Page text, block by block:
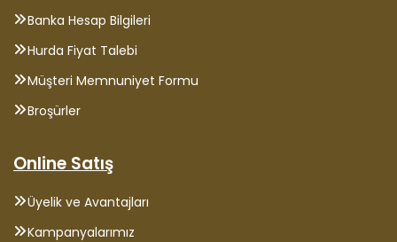
Banka Hesap Bilgileri
Hurda Fiyat Talebi
Müşteri Memnuniyet Formu
Broşürler
Online Satış
Üyelik ve Avantajları
Kampanyalarımız